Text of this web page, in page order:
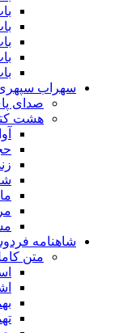
سهراب
صدای
هشت
شاهنامه
متن